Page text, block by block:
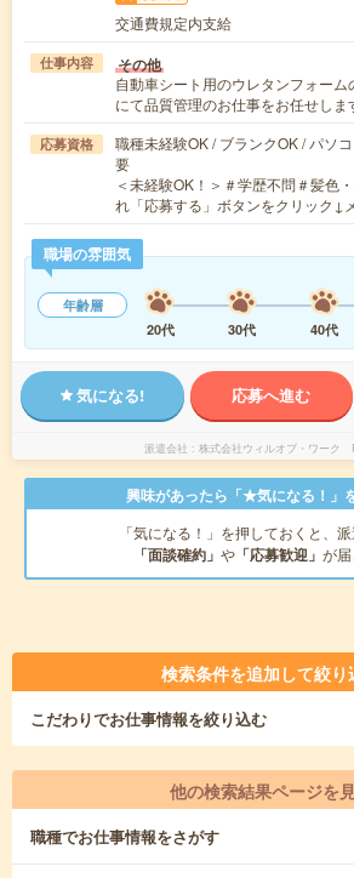
交通費規定内支給
仕事内容 その他
自動車シート用のウレタンフォー
にて品質管理のお仕事をお任せし
応募資格
職種未経験OK / ブランクOK / パソ
要
＜未経験OK！＞＃学歴不問＃髪色
れ「応募する」ボタンをクリック↓
職場の雰囲気
年齢層
20代
30代 40代
気になる! 応募へ進む
派遣会社 株式会社ウィルオブ・ワーク
興味があったら「★気になる！」
「気になる！」を押しておくと、
「面談確約」 や 「応募歓迎」 が届
検索条件を追加して絞り
こだわりでお仕事情報を絞り込む
他の検索結果ページを
職種でお仕事情報をさがす